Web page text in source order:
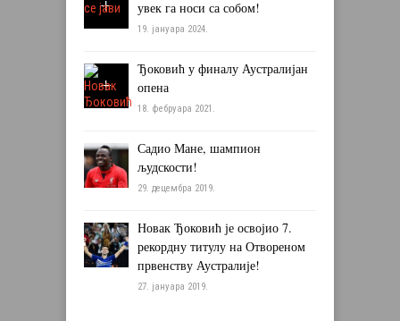
увек га носи са собом!
19. јануара 2024.
Ђоковић у финалу Аустралијан
опена
18. фебруара 2021.
Садио Мане, шампион
људскости!
29. децембра 2019.
Новак Ђоковић је освојио 7.
рекордну титулу на Отвореном
првенству Аустралије!
27. јануара 2019.